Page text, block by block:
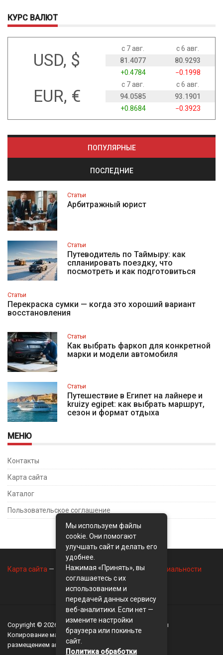
КУРС ВАЛЮТ
USD, $
с 7 авг.
с 6 авг.
81.4077
80.9293
+0.4784
−0.1998
EUR, €
с 7 авг.
с 6 авг.
94.0585
93.1901
+0.8684
−0.3923
ПОПУЛЯРНЫЕ
ПОСЛЕДНИЕ
Статьи
Арбитражный юрист
Статьи
Путеводитель по Таймыру: как
спланировать поездку, что
посмотреть и как подготовиться
Статьи
Перекраска сумки — когда это хороший вариант
восстановления
Статьи
Как выбрать фаркоп для конкретной
марки и модели автомобиля
Статьи
Путешествие в Египет на лайнере и
kruizy egipet: как выбрать маршрут,
сезон и формат отдыха
МЕНЮ
Контакты
Карта сайта
Каталог
Пользовательское соглашение
Карта сайта — Контакты— Политика конфиденциальности
Copyright © 2026 BusinessMix- Экономика и финансы
Копирование материалов разрешается, только с
размещением активной ссылки на сайт
Мы используем файлы
cookie. Они помогают
улучшать сайт и делать его
удобнее.
Нажимая «Принять», вы
соглашаетесь с их
использованием и
передачей данных сервису
веб-аналитики. Если нет —
измените настройки
браузера или покиньте
сайт.
Политика обработки